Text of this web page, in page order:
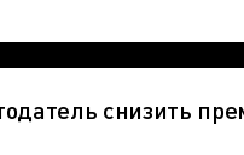
снизить